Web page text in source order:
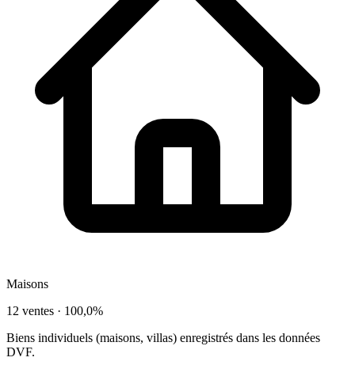
Maisons
12 ventes · 100,0%
Biens individuels (maisons, villas) enregistrés dans les données
DVF.